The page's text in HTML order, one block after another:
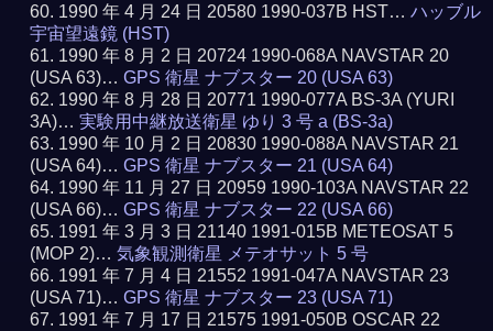
1990 年 4 月 24 日 20580 1990-037B HST…ハッブル
宇宙望遠鏡 (HST)
1990 年 8 月 2 日 20724 1990-068A NAVSTAR 20
(USA 63)…GPS 衛星 ナブスター 20 (USA 63)
1990 年 8 月 28 日 20771 1990-077A BS-3A (YURI
3A)…実験用中継放送衛星 ゆり 3 号 a (BS-3a)
1990 年 10 月 2 日 20830 1990-088A NAVSTAR 21
(USA 64)…GPS 衛星 ナブスター 21 (USA 64)
1990 年 11 月 27 日 20959 1990-103A NAVSTAR 22
(USA 66)…GPS 衛星 ナブスター 22 (USA 66)
1991 年 3 月 3 日 21140 1991-015B METEOSAT 5
(MOP 2)…気象観測衛星 メテオサット 5 号
1991 年 7 月 4 日 21552 1991-047A NAVSTAR 23
(USA 71)…GPS 衛星 ナブスター 23 (USA 71)
1991 年 7 月 17 日 21575 1991-050B OSCAR 22